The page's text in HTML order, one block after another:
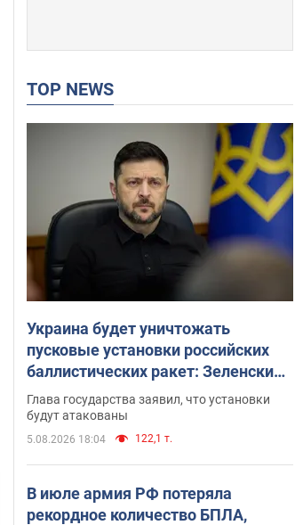
TOP NEWS
Украина будет уничтожать
пусковые установки российских
баллистических ракет: Зеленский
провел заседание СНБО
Глава государства заявил, что установки
будут атакованы
5.08.2026 18:04 122,1 т.
В июле армия РФ потеряла
рекордное количество БПЛА,